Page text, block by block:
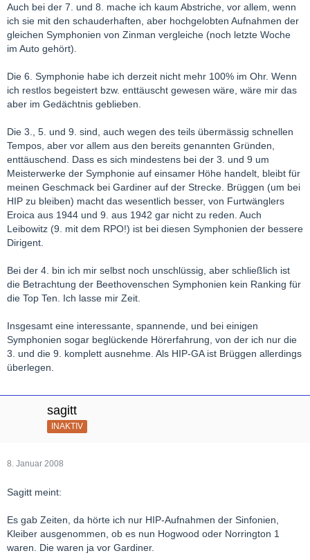
Auch bei der 7. und 8. mache ich kaum Abstriche, vor allem, wenn
ich sie mit den schauderhaften, aber hochgelobten Aufnahmen der
gleichen Symphonien von Zinman vergleiche (noch letzte Woche
im Auto gehört).
Die 6. Symphonie habe ich derzeit nicht mehr 100% im Ohr. Wenn
ich restlos begeistert bzw. enttäuscht gewesen wäre, wäre mir das
aber im Gedächtnis geblieben.
Die 3., 5. und 9. sind, auch wegen des teils übermässig schnellen
Tempos, aber vor allem aus den bereits genannten Gründen,
enttäuschend. Dass es sich mindestens bei der 3. und 9 um
Meisterwerke der Symphonie auf einsamer Höhe handelt, bleibt für
meinen Geschmack bei Gardiner auf der Strecke. Brüggen (um bei
HIP zu bleiben) macht das wesentlich besser, von Furtwänglers
Eroica aus 1944 und 9. aus 1942 gar nicht zu reden. Auch
Leibowitz (9. mit dem RPO!) ist bei diesen Symphonien der bessere
Dirigent.
Bei der 4. bin ich mir selbst noch unschlüssig, aber schließlich ist
die Betrachtung der Beethovenschen Symphonien kein Ranking für
die Top Ten. Ich lasse mir Zeit.
Insgesamt eine interessante, spannende, und bei einigen
Symphonien sogar beglückende Hörerfahrung, von der ich nur die
3. und die 9. komplett ausnehme. Als HIP-GA ist Brüggen allerdings
überlegen.
sagitt
INAKTIV
8. Januar 2008
Sagitt meint:
Es gab Zeiten, da hörte ich nur HIP-Aufnahmen der Sinfonien,
Kleiber ausgenommen, ob es nun Hogwood oder Norrington 1
waren. Die waren ja vor Gardiner.